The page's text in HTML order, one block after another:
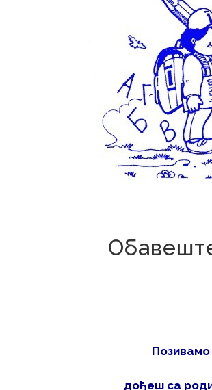
Позивамо
дођеш са